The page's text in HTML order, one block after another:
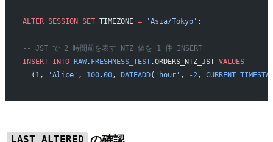
ALTER SESSION SET TIMEZONE = 'Asia/Tokyo' ;
-- JST で 2 時間前を表す NTZ 値を 1 件 INSERT
INSERT INTO RAW. FRESHNESS_TEST.ORDERS_NTZ_JST VALUES
  (
1, 'Alice' , 100.00, DATEADD( 'hour' , -2,
LAST_ALTERED